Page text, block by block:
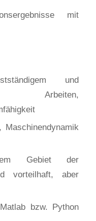
mit
und
Arbeiten,
Gebiet der
vorteilhaft, aber
bzw. Python